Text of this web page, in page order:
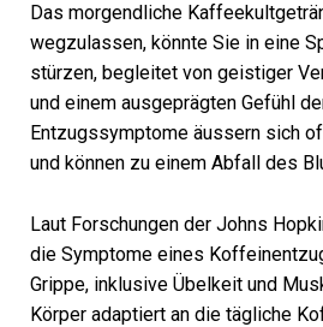
Das morgendliche
wegzulassen, könnte Sie in eine
stürzen, begleitet von geistiger
und einem ausgeprägten Gefühl
Entzugssymptome äussern sich
und können zu einem Abfall des
Laut Forschungen der Johns
die Symptome eines
Grippe, inklusive Übelkeit und
Körper adaptiert an die tägliche